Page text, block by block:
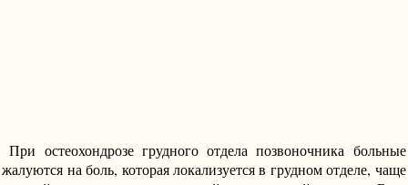
При остеохондрозе грудного отдела позвоночника больные
жалуются на боль, которая локализуется в грудном отделе, чаще